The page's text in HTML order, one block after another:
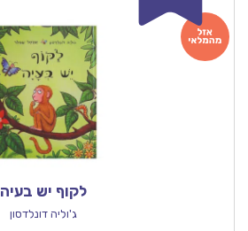
לקוף יש בעיה
ג'וליה דונלדסון